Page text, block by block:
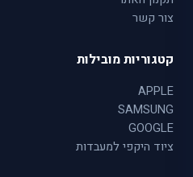
צור קשר
קטגוריות מובילות
APPLE
SAMSUNG
GOOGLE
ציוד היקפי למעבדות